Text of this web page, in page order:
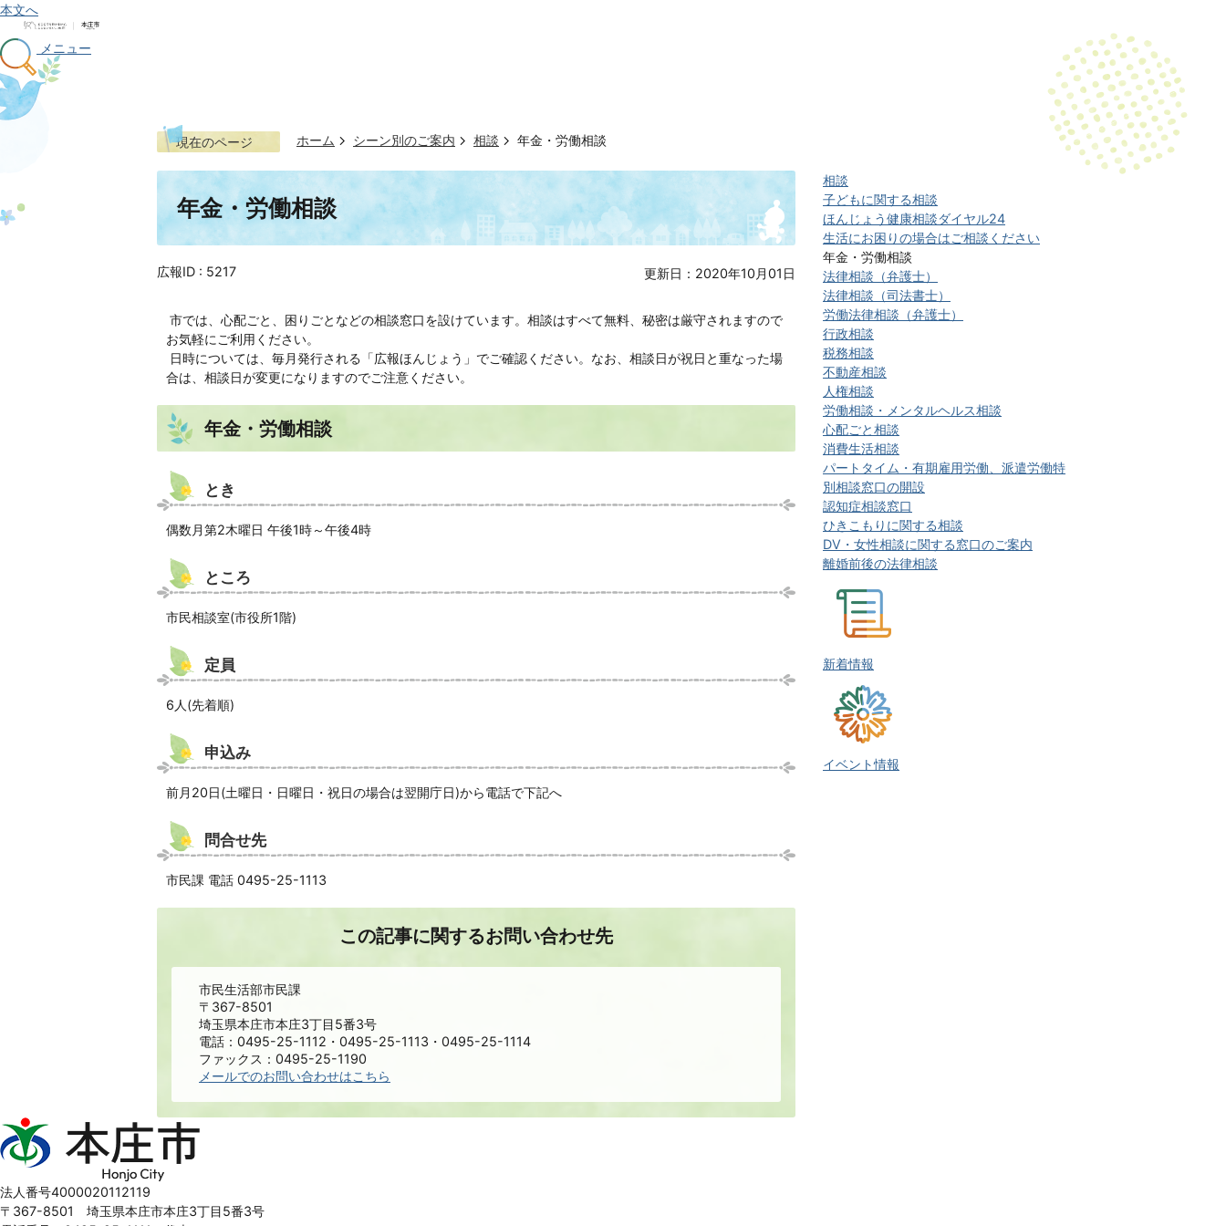
本文へ
メニュー
現在のページ ホーム シーン別のご案内 相談 年金・労働相談
年金・労働相談
更新日：2020年10月01日
広報ID : 5217
市では、心配ごと、困りごとなどの相談窓口を設けています。相談はすべて無料、秘密は厳守されますので
お気軽にご利用ください。
日時については、毎月発行される「広報ほんじょう」でご確認ください。なお、相談日が祝日と重なった場
合は、相談日が変更になりますのでご注意ください。
年金・労働相談
とき
偶数月第2木曜日 午後1時～午後4時
ところ
市民相談室(市役所1階)
定員
6人(先着順)
申込み
前月20日(土曜日・日曜日・祝日の場合は翌開庁日)から電話で下記へ
問合せ先
市民課 電話 0495-25-1113
この記事に関するお問い合わせ先
市民生活部市民課
〒367-8501
埼玉県本庄市本庄3丁目5番3号
電話：0495-25-1112・0495-25-1113・0495-25-1114
ファックス：0495-25-1190
メールでのお問い合わせはこちら
相談
子どもに関する相談
ほんじょう健康相談ダイヤル24
生活にお困りの場合はご相談ください
年金・労働相談
法律相談（弁護士）
法律相談（司法書士）
労働法律相談（弁護士）
行政相談
税務相談
不動産相談
人権相談
労働相談・メンタルヘルス相談
心配ごと相談
消費生活相談
パートタイム・有期雇用労働、派遣労働特
別相談窓口の開設
認知症相談窓口
ひきこもりに関する相談
DV・女性相談に関する窓口のご案内
離婚前後の法律相談
新着情報
イベント情報
本
庄
Honjo
City
法人番号4000020112119
〒367-8501 埼玉県本庄市本庄3丁目5番3号